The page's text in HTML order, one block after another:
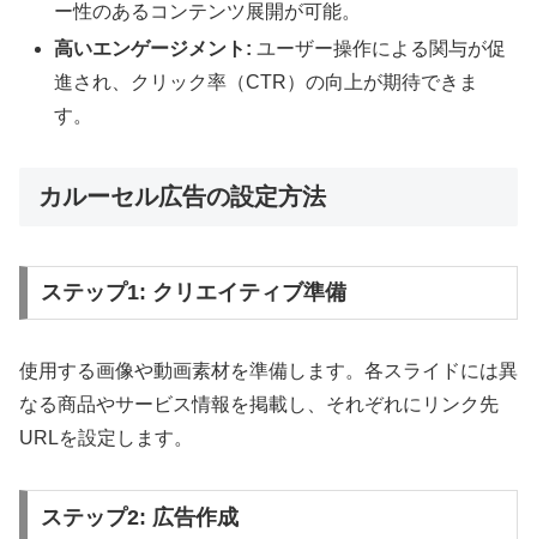
ー性のあるコンテンツ展開が可能。
高いエンゲージメント: ユーザー操作による関与が促
進され、クリック率（CTR）の向上が期待できま
す。
カルーセル広告の設定方法
ステップ1: クリエイティブ準備
使用する画像や動画素材を準備します。各スライドには異
なる商品やサービス情報を掲載し、それぞれにリンク先
URLを設定します。
ステップ2: 広告作成